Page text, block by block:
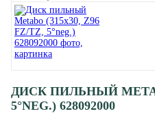
ДИСК ПИЛЬНЫЙ
5°NEG.) 628092000